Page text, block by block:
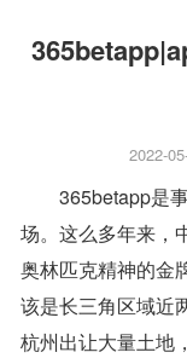
2022-
365betapp是
场。这么多年来，
奥林匹克精神的
该是长三角区域近
杭州出让大量土地